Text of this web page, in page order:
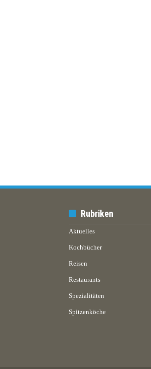
Rubriken
Aktuelles
Kochbücher
Reisen
Restaurants
Spezialitäten
Spitzenköche